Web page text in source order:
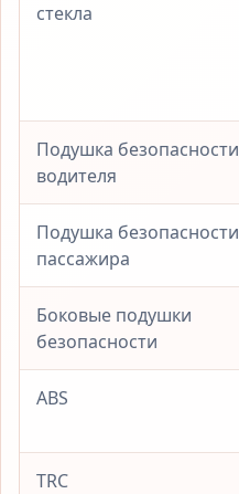
стекла
Подушка безопасности
водителя
Подушка безопасности
пассажира
Боковые подушки
безопасности
ABS
TRC